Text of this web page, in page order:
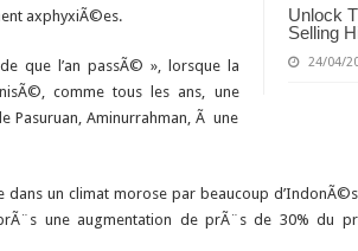
Unlock
Selling
24/04/
axphyxiÃ©es.
que l’an passÃ© », lorsque la
comme tous les ans, une
Aminurrahman, Ã une
dans un climat morose par beaucoup
une augmentation de prÃ¨s de 30% du